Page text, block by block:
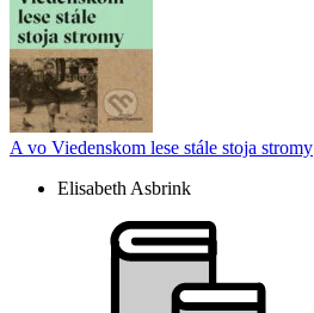
A vo Viedenskom lese stále stoja stromy
Elisabeth Asbrink